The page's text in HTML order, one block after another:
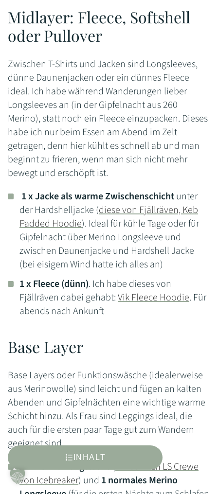
INHALT
Midlayer: Fleece, Softshell
oder Pullover
Zwischen T-Shirts und Jacken sind Longsleeves,
dünne Daunenjacken oder ein dünnes Fleece
ideal. Ich habe während Wanderungen lieber
Longsleeves an (in der Gipfelnacht aus 260
Merino), statt noch ein Fleece einzupacken. Dieses
habe ich nur beim Essen am Abend im Zelt
getragen, denn hier kühlt es schnell ab und man
beginnt zu frieren, wenn man sich nicht mehr
bewegt und erschöpft ist.
1 x Jacke als warme Zwischenschichtunter
der Hardshelljacke (diese von Fjällräven, Keb
Padded Hoodie). Ideal für kühle Tage oder für
Gipfelnacht über Merino Longsleeve und
zwischen Daunenjacke und Hardshell Jacke
(bei eisigem Wind hatte ich alles an)
1 x Fleece (dünn). Ich habe dieses von
Fjällräven dabei gehabt:Vik Fleece Hoodie. Für
abends nach Ankunft
Base Layer
Base Layers oder Funktionswäsche (idealerweise
aus Merinowolle) sind leicht und fügen an kalten
Abenden und Gipfelnächten eine wichtige warme
Schicht hinzu. Als Frau sind Leggings ideal, die
auch für die ersten paar Tage gut zum Wandern
geeignet sind.
1 x Merino Longsleeve(W 260 TEch LS Crewe
von Icebreaker) und 1 normales Merino